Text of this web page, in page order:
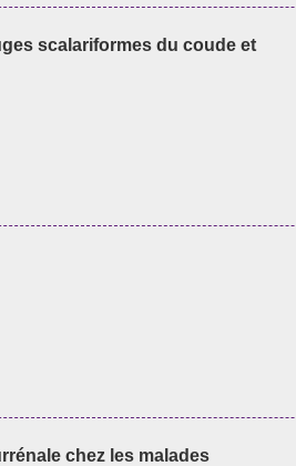
scalariformes du coude et
chez les malades